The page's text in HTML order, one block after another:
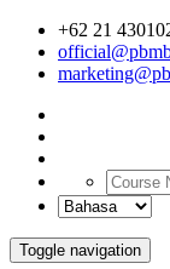
+62 21
Toggle navigation